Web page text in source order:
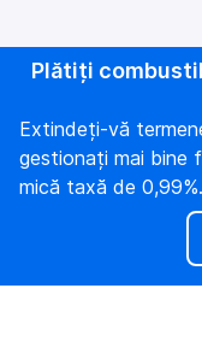
Plătiți
Extindeți-vă
gestionați mai bine
mică taxă de 0,99%.